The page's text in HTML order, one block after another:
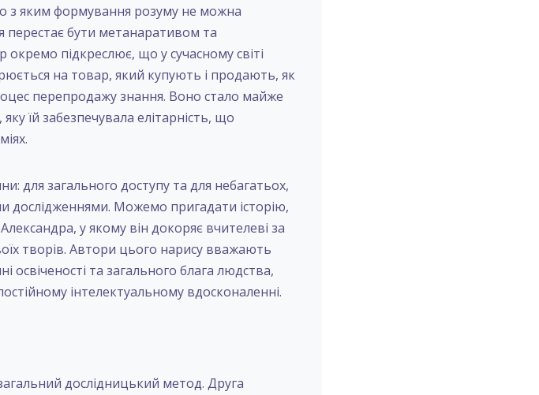
з яким формування розуму не можна
перестає бути метанаративом та
підкреслює, що у сучасному світі
на товар, який купують і продають, як
перепродажу знання. Воно стало майже
їй забезпечувала елітарність, що
для загального доступу та для небагатьох,
дослідженнями. Можемо пригадати історію,
у якому він докоряє вчителеві за
творів. Автори цього нарису вважають
та загального блага людства,
інтелектуальному вдосконаленні.
дослідницький метод. Друга